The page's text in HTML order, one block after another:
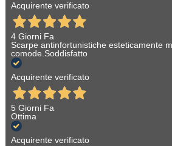
Acquirente verificato
4 Giorni Fa
Scarpe antinfortunistiche esteticamente
comode.Soddisfatto
Acquirente verificato
5 Giorni Fa
Ottima
Acquirente verificato